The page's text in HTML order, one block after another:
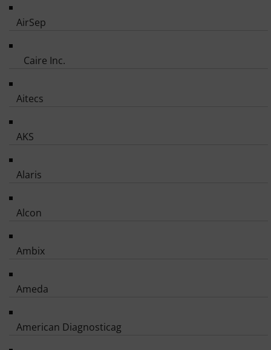
AirSep
Caire Inc.
Aitecs
AKS
Alaris
Alcon
Ambix
Ameda
American Diagnosticag